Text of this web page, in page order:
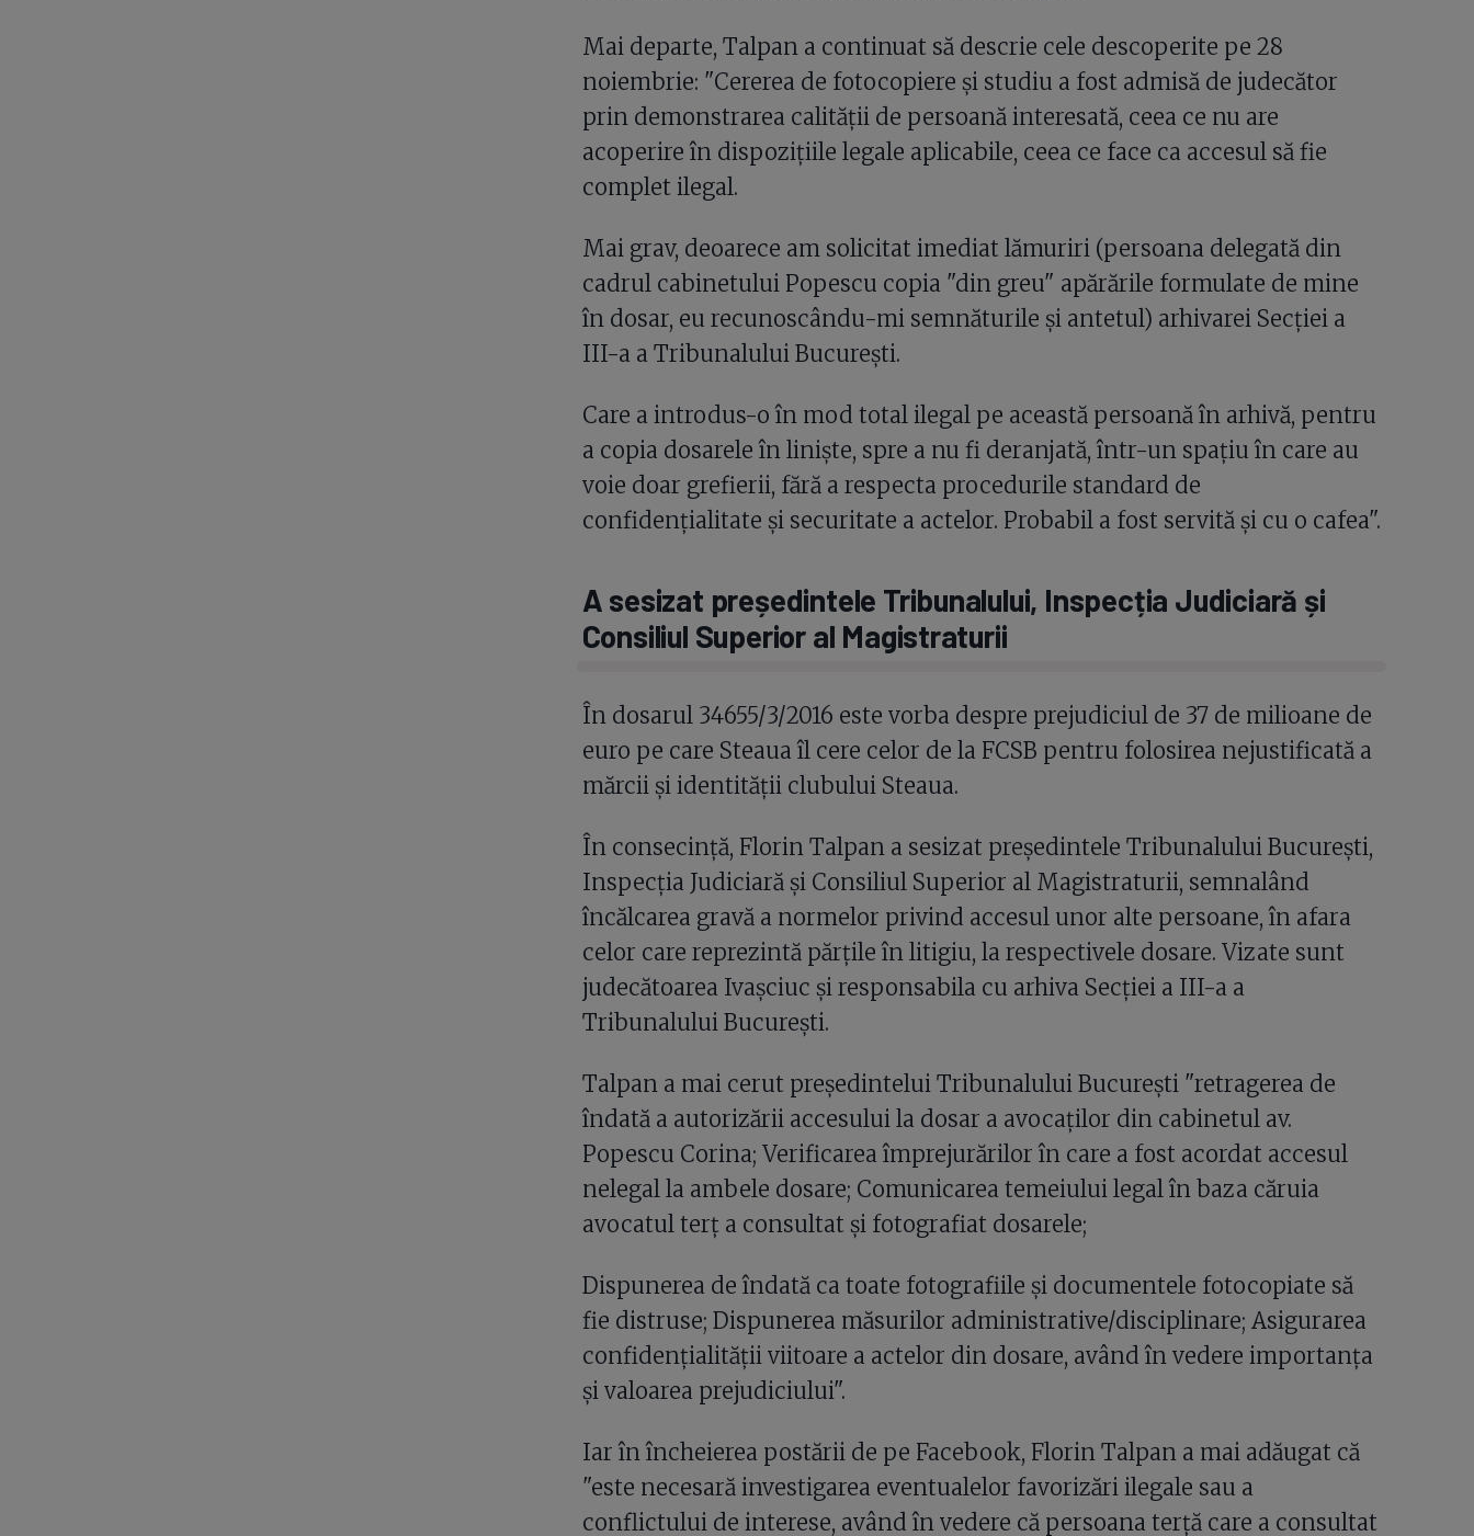
Mai departe, Talpan a continuat să descrie cele descoperite pe 28
noiembrie: "Cererea de fotocopiere și studiu a fost admisă de judecător
prin demonstrarea calității de persoană interesată, ceea ce nu are
acoperire în dispozițiile legale aplicabile, ceea ce face ca accesul să fie
complet ilegal.
Mai grav, deoarece am solicitat imediat lămuriri (persoana delegată din
cadrul cabinetului Popescu copia "din greu" apărările formulate de mine
în dosar, eu recunoscându-mi semnăturile și antetul) arhivarei Secției a
III-a a Tribunalului București.
Care a introdus-o în mod total ilegal pe această persoană în arhivă, pentru
a copia dosarele în liniște, spre a nu fi deranjată, într-un spațiu în care au
voie doar grefierii, fără a respecta procedurile standard de
confidențialitate și securitate a actelor. Probabil a fost servită și cu o cafea".
A sesizat președintele Tribunalului, Inspecția Judiciară și
Consiliul Superior al Magistraturii
În dosarul 34655/3/2016 este vorba despre prejudiciul de 37 de milioane de
euro pe care Steaua îl cere celor de la FCSB pentru folosirea nejustificată a
mărcii și identității clubului Steaua.
În consecință, Florin Talpan a sesizat președintele Tribunalului București,
Inspecția Judiciară și Consiliul Superior al Magistraturii, semnalând
încălcarea gravă a normelor privind accesul unor alte persoane, în afara
celor care reprezintă părțile în litigiu, la respectivele dosare. Vizate sunt
judecătoarea Ivașciuc și responsabila cu arhiva Secției a III-a a
Tribunalului București.
Talpan a mai cerut președintelui Tribunalului București "retragerea de
îndată a autorizării accesului la dosar a avocaților din cabinetul av.
Popescu Corina; Verificarea împrejurărilor în care a fost acordat accesul
nelegal la ambele dosare; Comunicarea temeiului legal în baza căruia
avocatul terț a consultat și fotografiat dosarele;
Dispunerea de îndată ca toate fotografiile și documentele fotocopiate să
fie distruse; Dispunerea măsurilor administrative/disciplinare; Asigurarea
confidențialității viitoare a actelor din dosare, având în vedere importanța
și valoarea prejudiciului".
Iar în încheierea postării de pe Facebook, Florin Talpan a mai adăugat că
"este necesară investigarea eventualelor favorizări ilegale sau a
conflictului de interese, având în vedere că persoana terță care a consultat